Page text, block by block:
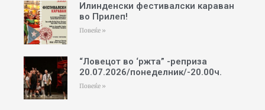
Илинденски фестивалски караван
во Прилеп!
Повеќе »
“Ловецот во ‘ржта” -реприза
20.07.2026/понеделник/-20.00ч.
Повеќе »